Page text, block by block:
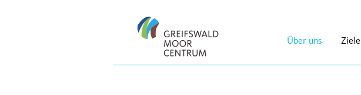
Navigation
überspringen
Über uns Ziele